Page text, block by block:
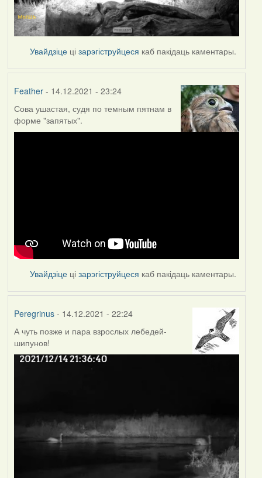
Увайдзіце цізарэгіструйцеся каб пакідаць каментары.
Feather- 14.12.2021 - 23:24
Сова ушастая, судя по темным пятнам в
форме "запятых".
Увайдзіце цізарэгіструйцеся каб пакідаць каментары.
Peregrinus- 14.12.2021 - 22:24
А чуть позже и пара взрослых лебедей-
шипунов!